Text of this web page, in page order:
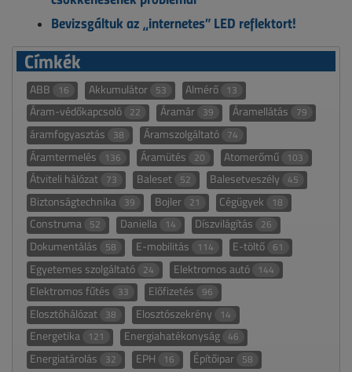
Bevizsgáltuk az „internetes” LED reflektort!
Címkék
ABB 16 Akkumulátor 53 Almérő 13
Áram-védőkapcsoló 22 Áramár 39 Áramellátás 79
áramfogyasztás 38 Áramszolgáltató 74
Áramtermelés 136 Áramütés 20 Atomerőmű 103
Átviteli hálózat 73 Baleset 52 Balesetveszély 45
Biztonságtechnika 39 Bojler 21 Cégügyek 18
Construma 52 Daniella 14 Díszvilágítás 26
Dokumentálás 58 E-mobilitás 114 E-töltő 61
Egyetemes szolgáltató 24 Elektromos autó 144
Elektromos fűtés 33 Előfizetés 96
Elosztóhálózat 38 Elosztószekrény 14
Energetika 121 Energiahatékonyság 46
Energiatárolás 32 EPH 16 Építőipar 58